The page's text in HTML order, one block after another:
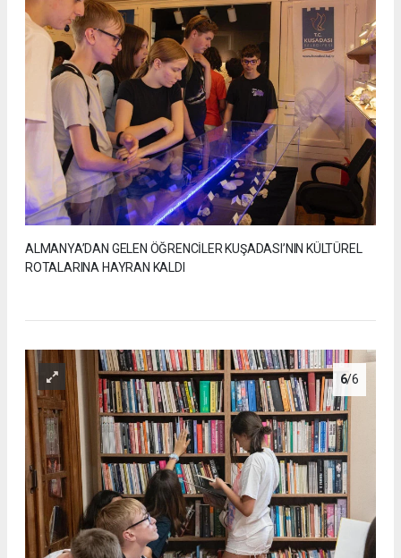
ALMANYA’DAN GELEN ÖĞRENCİLER KUŞADASI’NIN KÜLTÜREL
ROTALARINA HAYRAN KALDI
6/6